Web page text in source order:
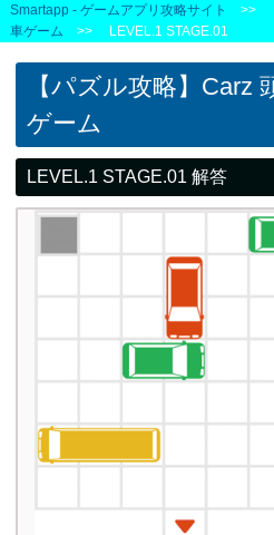
Smartapp - ゲームアプリ攻略サイト >>
車ゲーム >> LEVEL.1 STAGE.01
【パズル攻略】Carz
ゲーム
LEVEL.1 STAGE.01 解答